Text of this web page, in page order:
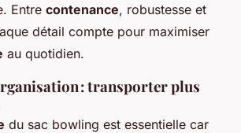
Entre contenance, robustesse et
détail compte pour maximiser
au quotidien.
: transporter plus
du sac bowling est essentielle car